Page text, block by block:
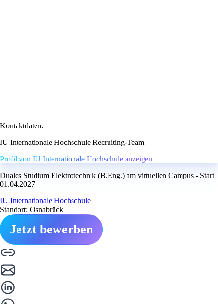
Kontaktdaten:
IU Internationale Hochschule Recruiting-Team
Profil von IU Internationale Hochschule anzeigen
Duales Studium Elektrotechnik (B.Eng.) am virtuellen Campus - Start
01.04.2027
IU Internationale Hochschule
Standort: Osnabrück
Jetzt bewerben